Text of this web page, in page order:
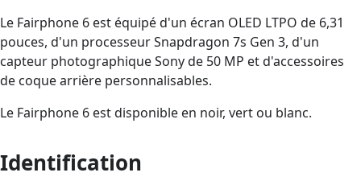
Le Fairphone 6 est équipé d'un écran OLED LTPO de 6,31
pouces, d'un processeur Snapdragon 7s Gen 3, d'un
capteur photographique Sony de 50 MP et d'accessoires
de coque arrière personnalisables.
Le Fairphone 6 est disponible en noir, vert ou blanc.
Identification